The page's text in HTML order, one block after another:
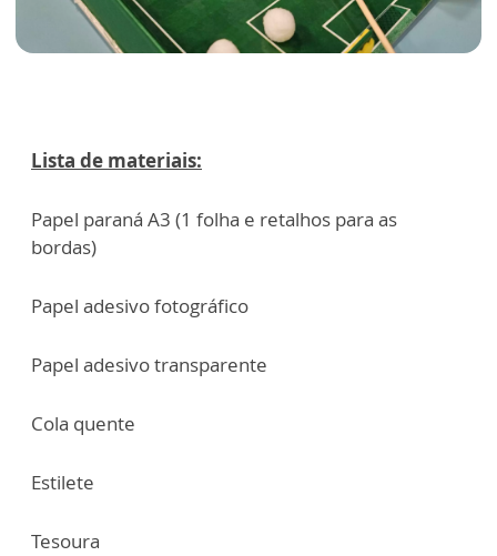
Lista de materiais:
Papel paraná A3 (1 folha e retalhos para as
bordas)
Papel adesivo fotográfico
Papel adesivo transparente
Cola quente
Estilete
Tesoura